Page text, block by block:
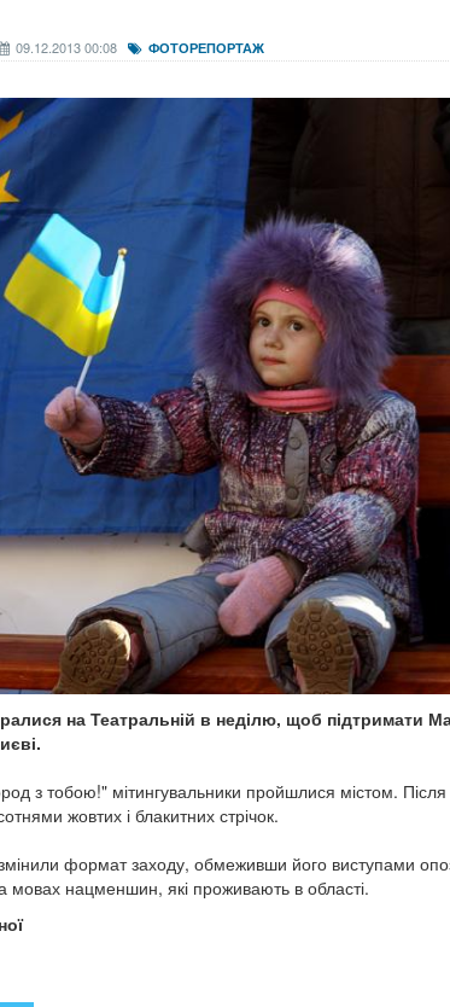
09.12.2013 00:08 ФОТОРЕПОРТАЖ
на Театральній в неділю, щоб підтримати
з тобою!" мітингувальники пройшлися містом. Після
жовтих і блакитних стрічок.
формат заходу, обмеживши його виступами
мовах нацменшин, які проживають в області.